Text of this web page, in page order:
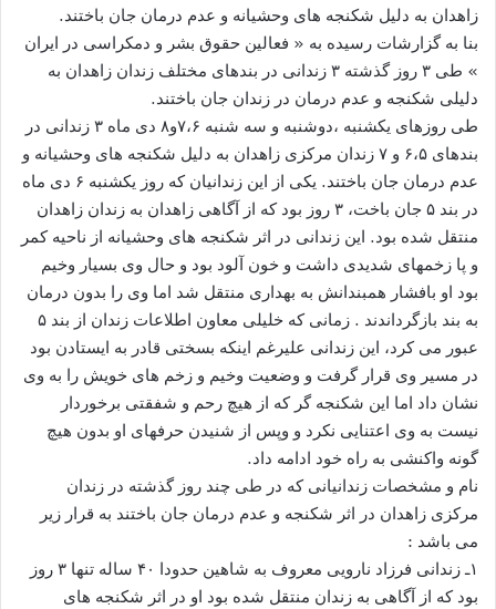
زاهدان به دلیل شکنجه های وحشیانه و عدم درمان جان باختند.
بنا به گزارشات رسیده به « فعالین حقوق بشر و دمکراسی در ایران
» طی ۳ روز گذشته ۳ زندانی در بندهای مختلف زندان زاهدان به
دلیلی شکنجه و عدم درمان در زندان جان باختند.
طی روزهای یکشنبه ،دوشنبه و سه شنبه ۷،۶و۸ دی ماه ۳ زندانی در
بندهای ۶،۵ و ۷ زندان مرکزی زاهدان به دلیل شکنجه های وحشیانه و
عدم درمان جان باختند. یکی از این زندانیان که روز یکشنبه ۶ دی ماه
در بند ۵ جان باخت، ۳ روز بود که از آگاهی زاهدان به زندان زاهدان
منتقل شده بود. این زندانی در اثر شکنجه های وحشیانه از ناحیه کمر
و پا زخمهای شدیدی داشت و خون آلود بود و حال وی بسیار وخیم
بود او بافشار همبندانش به بهداری منتقل شد اما وی را بدون درمان
به بند بازگرداندند . زمانی که خلیلی معاون اطلاعات زندان از بند ۵
عبور می کرد، این زندانی علیرغم اینکه بسختی قادر به ایستادن بود
در مسیر وی قرار گرفت و وضعیت وخیم و زخم های خویش را به وی
نشان داد اما این شکنجه گر که از هیچ رحم و شفقتی برخوردار
نیست به وی اعتنایی نکرد و وپس از شنیدن حرفهای او بدون هیچ
گونه واکنشی به راه خود ادامه داد.
نام و مشخصات زندانیانی که در طی چند روز گذشته در زندان
مرکزی زاهدان در اثر شکنجه و عدم درمان جان باختند به قرار زیر
می باشد :
۱ـ زندانی فرزاد نارویی معروف به شاهین حدودا ۴۰ ساله تنها ۳ روز
بود که از آگاهی به زندان منتقل شده بود او در اثر شکنجه های